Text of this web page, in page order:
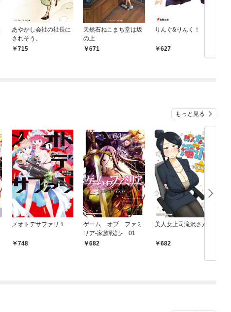
あやかし会社の社長に
されそう。
715
天然石ねこまち堂は坂
の上
671
りんぐ&りんく！
627
もっと見る
メオトデサファリ１
748
ゲーム オブ ファミ
リア-家族戦記- 01
682
美人女上司滝沢さん
682